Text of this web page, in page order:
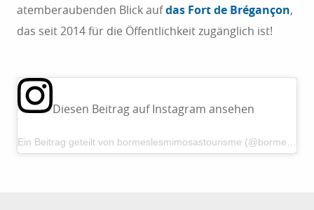
atemberaubenden Blick aufdas Fort de Brégançon,
das seit 2014 für die Öffentlichkeit zugänglich ist!
Diesen Beitrag auf Instagram ansehen